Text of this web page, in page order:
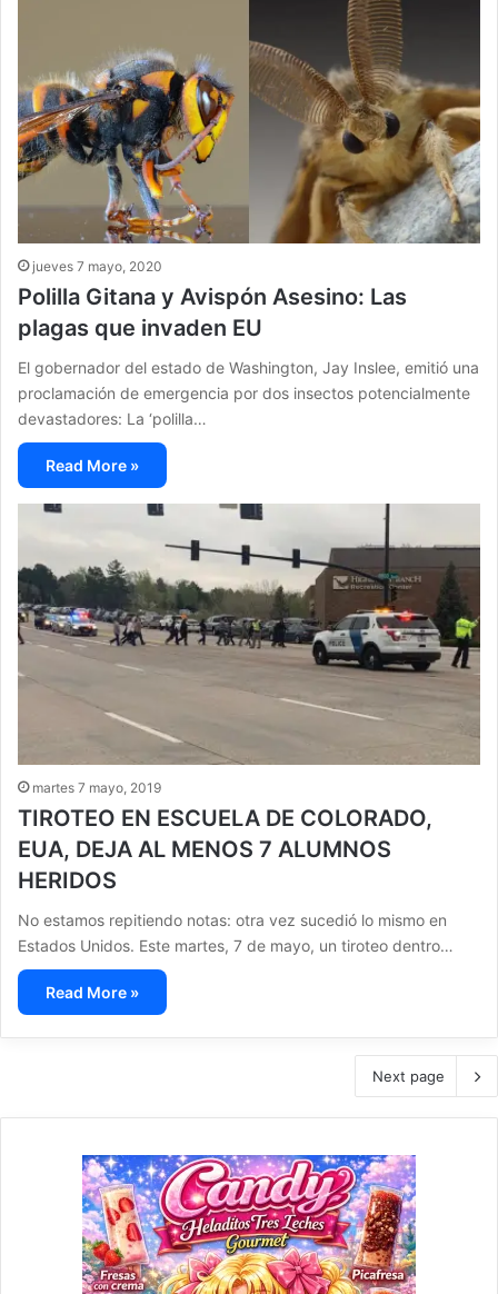
jueves 7 mayo, 2020
Polilla Gitana y Avispón Asesino: Las
plagas que invaden EU
El gobernador del estado de Washington, Jay Inslee, emitió una
proclamación de emergencia por dos insectos potencialmente
devastadores: La ‘polilla…
Read More »
martes 7 mayo, 2019
TIROTEO EN ESCUELA DE COLORADO,
EUA, DEJA AL MENOS 7 ALUMNOS
HERIDOS
No estamos repitiendo notas: otra vez sucedió lo mismo en
Estados Unidos. Este martes, 7 de mayo, un tiroteo dentro…
Read More »
Next page